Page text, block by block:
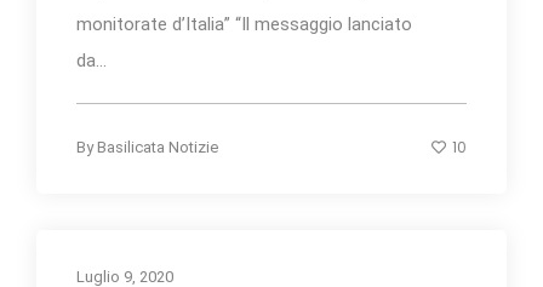
monitorate d’Italia” “Il messaggio lanciato
da...
By Basilicata Notizie 10
Luglio 9, 2020